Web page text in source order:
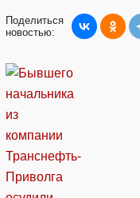
Поделиться
новостью: